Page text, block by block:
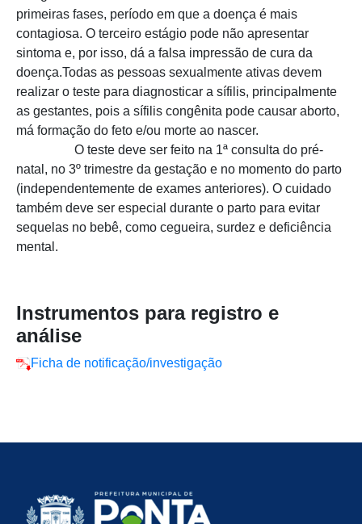
primeiras fases, período em que a doença é mais
contagiosa. O terceiro estágio pode não apresentar
sintoma e, por isso, dá a falsa impressão de cura da
doença.Todas as pessoas sexualmente ativas devem
realizar o teste para diagnosticar a sífilis, principalmente
as gestantes, pois a sífilis congênita pode causar aborto,
má formação do feto e/ou morte ao nascer.
O teste deve ser feito na 1ª consulta do pré-
natal, no 3º trimestre da gestação e no momento do parto
(independentemente de exames anteriores). O cuidado
também deve ser especial durante o parto para evitar
sequelas no bebê, como cegueira, surdez e deficiência
mental.
Instrumentos para registro e
análise
Ficha de notificação/investigação